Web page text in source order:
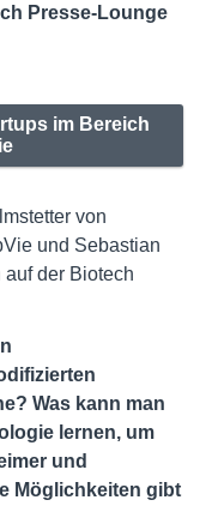
Presse-Lounge
im Bereich
von
und Sebastian
der Biotech
Was kann man
lernen, um
und
Möglichkeiten gibt